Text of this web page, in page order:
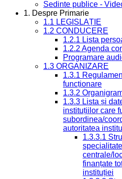
Sedinte publice -
1. Despre Primarie
1.1 LEGISLAȚIE
1.2 CONDUCERE
1.2.1 Lista
1.2.2 Agenda
Programare
1.3 ORGANIZARE
1.3.1
funcționare
1.3.2
1.3.3 Lista și
instituțiilor care
subordinea/
autoritatea
1.3.3.1
centrale/
finanțate
instituției